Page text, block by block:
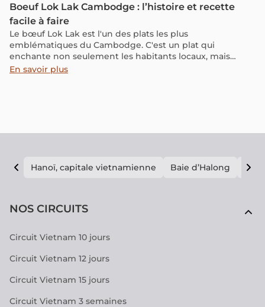
Boeuf Lok Lak Cambodge : l’histoire et recette
facile à faire
Le bœuf Lok Lak est l'un des plats les plus
emblématiques du Cambodge. C'est un plat qui
enchante non seulement les habitants locaux, mais
également les voyageurs étrangers. Dans cet article,
En savoir plus
Hanoï, capitale vietnamienne Baie d’Halong E
NOS CIRCUITS
Circuit Vietnam 10 jours
Circuit Vietnam 12 jours
Circuit Vietnam 15 jours
Circuit Vietnam 3 semaines